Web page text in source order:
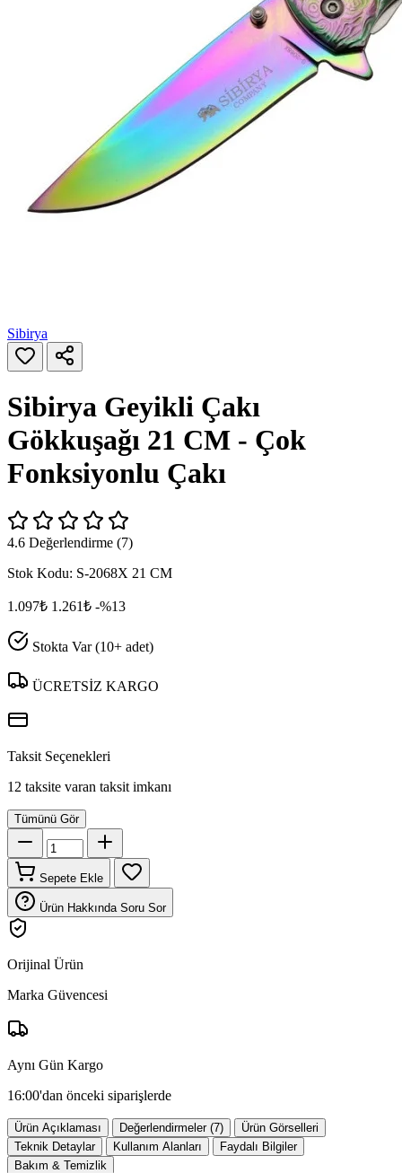
Sibirya
Sibirya Geyikli Çakı
Gökkuşağı 21 CM - Çok
Fonksiyonlu Çakı
4.6 Değerlendirme (7)
Stok Kodu: S-2068X 21 CM
1.097₺ 1.261₺ -%13
Stokta Var (10+ adet)
ÜCRETSİZ KARGO
Taksit Seçenekleri
12 taksite varan taksit imkanı
Tümünü Gör
Sepete Ekle
Ürün Hakkında Soru Sor
Orijinal Ürün
Marka Güvencesi
Aynı Gün Kargo
16:00'dan önceki siparişlerde
Ürün Açıklaması Değerlendirmeler (7)
Ürün Görselleri
Teknik Detaylar
Kullanım Alanları
Faydalı Bilgiler
Bakım & Temizlik